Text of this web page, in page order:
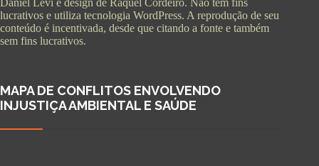
Daniel Levi e design de Raquel Cordeiro. Não tem fins
lucrativos e utiliza tecnologia WordPress. A reprodução de seu
conteúdo é incentivada, desde que citando a fonte e também
sem fins lucrativos.
MAPA DE CONFLITOS ENVOLVENDO
INJUSTIÇA AMBIENTAL E SAÚDE